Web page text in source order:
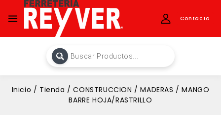
Contacto
Inicio / Tienda / CONSTRUCCION / MADERAS / MANGO
BARRE HOJA/RASTRILLO